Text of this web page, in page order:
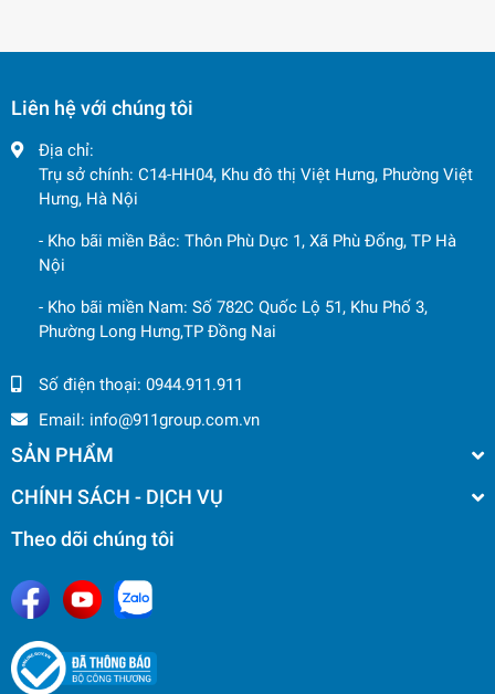
Liên hệ với chúng tôi
Địa chỉ:
Trụ sở chính: C14-HH04, Khu đô thị Việt Hưng, Phường Việt
Hưng, Hà Nội
- Kho bãi miền Bắc: Thôn Phù Dực 1, Xã Phù Đổng, TP Hà
Nội
- Kho bãi miền Nam: Số 782C Quốc Lộ 51, Khu Phố 3,
Phường Long Hưng,TP Đồng Nai
Số điện thoại: 0944.911.911
Email: info@911group.com.vn
SẢN PHẨM
CHÍNH SÁCH - DỊCH VỤ
Theo dõi chúng tôi